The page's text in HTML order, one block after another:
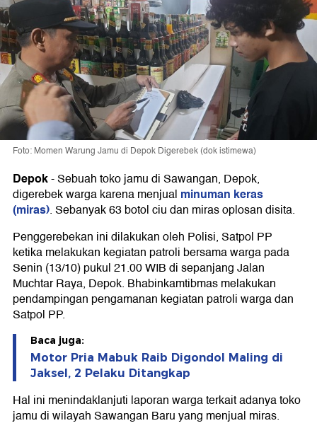
Foto: Momen Warung Jamu di Depok Digerebek (dok istimewa)
Depok-Sebuah toko jamu di Sawangan, Depok,
digerebek warga karena menjual minuman keras
(miras). Sebanyak 63 botol ciu dan miras oplosan disita.
Penggerebekan ini dilakukan oleh Polisi, Satpol PP
ketika melakukan kegiatan patroli bersama warga pada
Senin (13/10) pukul 21.00 WIB di sepanjang Jalan
Muchtar Raya, Depok. Bhabinkamtibmas melakukan
pendampingan pengamanan kegiatan patroli warga dan
Satpol PP.
Baca juga:
Motor Pria Mabuk Raib Digondol Maling di
Jaksel, 2 Pelaku Ditangkap
Hal ini menindaklanjuti laporan warga terkait adanya toko
jamu di wilayah Sawangan Baru yang menjual miras.